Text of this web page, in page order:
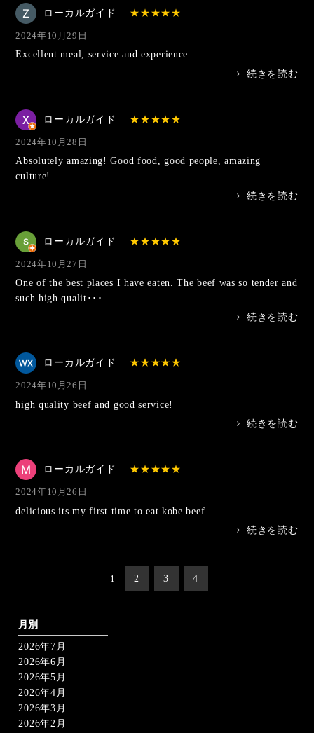
ローカルガイド
2024年10月29日
Excellent meal, service and experience
>
続きを読む
ローカルガイド
2024年10月28日
Absolutely amazing! Good food, good people, amazing
culture!
>
続きを読む
ローカルガイド
2024年10月27日
One of the best places I have eaten. The beef was so tender and
such high qualit･･･
>
続きを読む
ローカルガイド
2024年10月26日
high quality beef and good service!
>
続きを読む
ローカルガイド
2024年10月26日
delicious its my first time to eat kobe beef
>
続きを読む
ー
ジ
送
り
1 2 3 4
月別
2026年7月
2026年6月
2026年5月
2026年4月
2026年3月
2026年2月